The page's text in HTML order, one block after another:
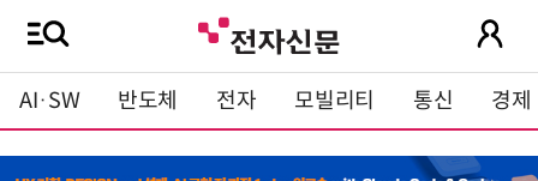
AI·SW 반도체 전자 모빌리티 통신 경제